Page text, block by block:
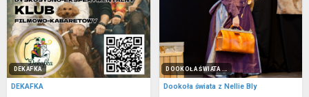
DEKAFKA
DEKAFKA
DOOKOŁA ŚWIATA ...
Dookoła świata z Nellie Bly